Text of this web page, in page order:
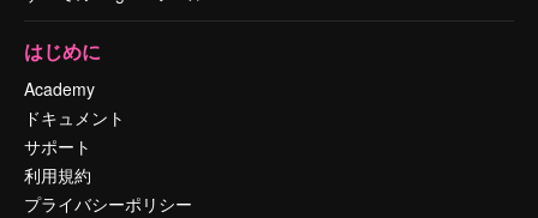
はじめに
Academy
ドキュメント
サポート
利用規約
プライバシーポリシー